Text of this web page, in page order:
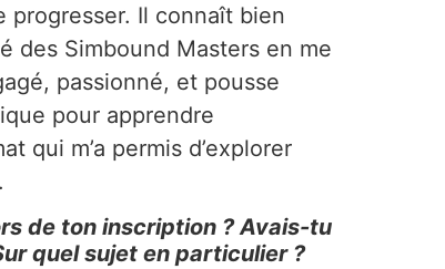
progresser. Il connaît bien
des Simbound Masters en me
passionné, et pousse
pour apprendre
qui m’a permis d’explorer
de ton inscription ? Avais-tu
quel sujet en particulier ?